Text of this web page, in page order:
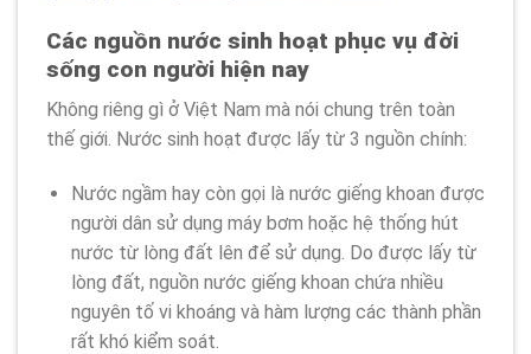
Các nguồn nước sinh hoạt phục vụ đời
sống con người hiện nay
Không riêng gì ở Việt Nam mà nói chung trên toàn
thế giới. Nước sinh hoạt được lấy từ 3 nguồn chính:
Nước ngầm hay còn gọi là nước giếng khoan được
người dân sử dụng máy bơm hoặc hệ thống hút
nước từ lòng đất lên để sử dụng. Do được lấy từ
lòng đất, nguồn nước giếng khoan chứa nhiều
nguyên tố vi khoáng và hàm lượng các thành phần
rất khó kiểm soát.